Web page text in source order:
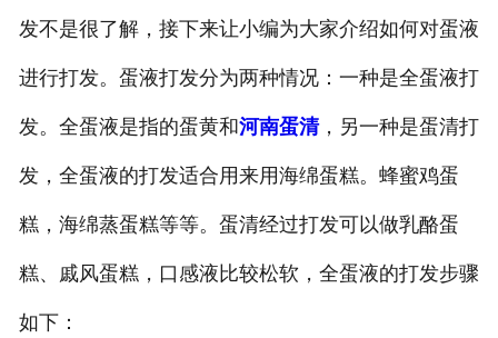
发不是很了解，接下来让小编为大家介绍如何对蛋液
进行打发。蛋液打发分为两种情况：一种是全蛋液打
发。全蛋液是指的蛋黄和河南蛋清，另一种是蛋清打
发，全蛋液的打发适合用来用海绵蛋糕。蜂蜜鸡蛋
糕，海绵蒸蛋糕等等。蛋清经过打发可以做乳酪蛋
糕、戚风蛋糕，口感液比较松软，全蛋液的打发步骤
如下：